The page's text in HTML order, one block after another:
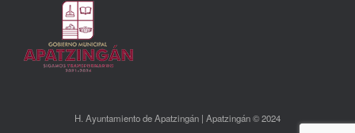
H. Ayuntamiento de Apatzingán | Apatzingán © 2024